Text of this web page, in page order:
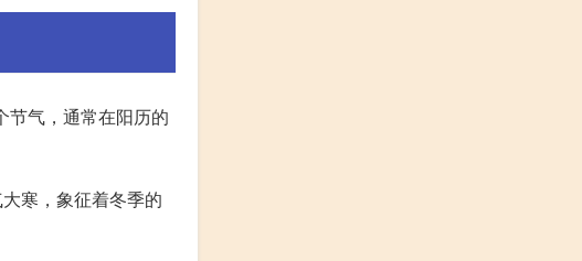
节气，通常在阳历的
寒，象征着冬季的